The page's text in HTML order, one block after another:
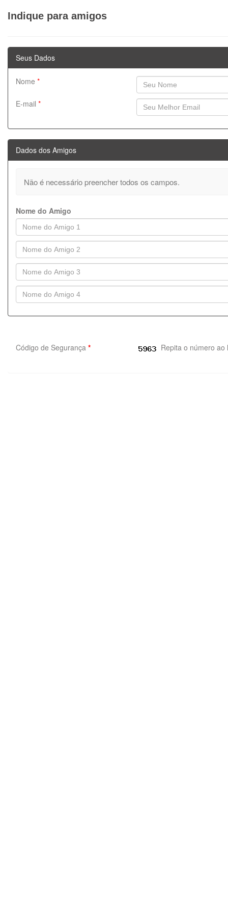
Indique para amigos
Seus Dados
Nome *
E-mail *
Dados dos Amigos
Não é necessário preencher todos os campos.
Nome do Amigo
Código de Segurança * Repita o número ao